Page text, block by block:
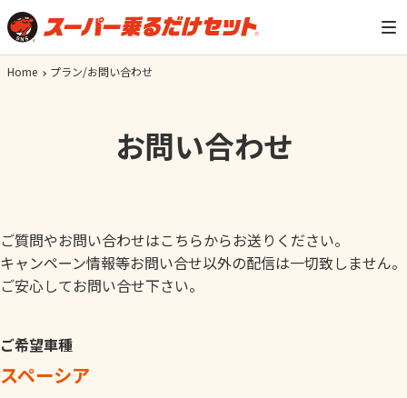
Home プラン/お問い合わせ
お問い合わせ
ご質問やお問い合わせはこちらからお送りください。
キャンペーン情報等お問い合せ以外の配信は一切致しません。
ご安心してお問い合せ下さい。
ご希望車種
スペーシア